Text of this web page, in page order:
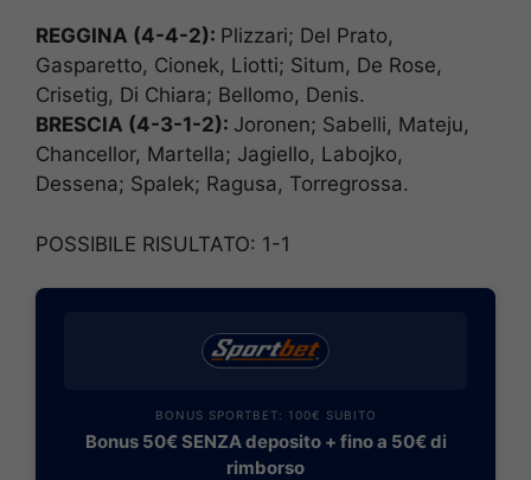
REGGINA (4-4-2): Plizzari; Del Prato,
Gasparetto, Cionek, Liotti; Situm, De Rose,
Crisetig, Di Chiara; Bellomo, Denis.
BRESCIA (4-3-1-2): Joronen; Sabelli, Mateju,
Chancellor, Martella; Jagiello, Labojko,
Dessena; Spalek; Ragusa, Torregrossa.
POSSIBILE RISULTATO: 1-1
BONUS SPORTBET: 100€ SUBITO
Bonus 50€ SENZA deposito + fino a 50€ di
rimborso